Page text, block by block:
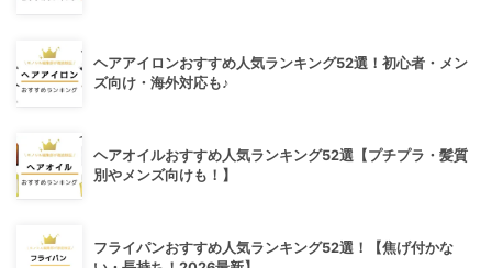
ヘアアイロンおすすめ人気ランキング52選！初心者・メン
ズ向け・海外対応も♪
ヘアオイルおすすめ人気ランキング52選【プチプラ・髪質
別やメンズ向けも！】
フライパンおすすめ人気ランキング52選！【焦げ付かな